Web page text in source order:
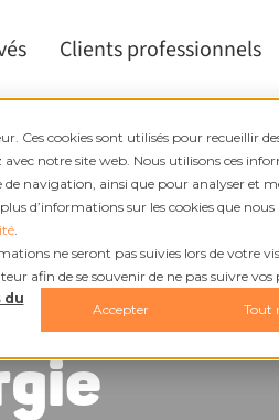
Ces cookies sont utilisés pour recueillir
notre site web. Nous utilisons ces
navigation, ainsi que pour analyser et
d’informations sur les cookies que nous
.
ne seront pas suivies lors de votre
afin de se souvenir de ne pas suivre vos
du
Accepter Tout
Clients professionnels